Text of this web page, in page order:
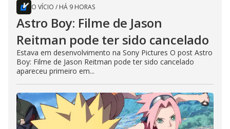
O VÍCIO / HÁ 9 HORAS
Astro Boy: Filme de Jason
Reitman pode ter sido cancelado
Estava em desenvolvimento na Sony Pictures O post Astro
Boy: Filme de Jason Reitman pode ter sido cancelado
apareceu primeiro em...